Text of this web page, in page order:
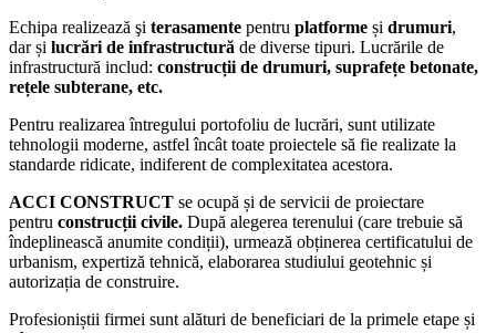
Echipa realizează şi terasamente pentru platforme și drumuri,
dar și lucrări de infrastructură de diverse tipuri. Lucrările de
infrastructură includ: construcții de drumuri, suprafețe betonate,
rețele subterane, etc.
Pentru realizarea întregului portofoliu de lucrări, sunt utilizate
tehnologii moderne, astfel încât toate proiectele să fie realizate la
standarde ridicate, indiferent de complexitatea acestora.
ACCI CONSTRUCT se ocupă și de servicii de proiectare
pentru construcții civile. După alegerea terenului (care trebuie să
îndeplinească anumite condiții), urmează obținerea certificatului de
urbanism, expertiză tehnică, elaborarea studiului geotehnic și
autorizația de construire.
Profesioniștii firmei sunt alături de beneficiari de la primele etape și